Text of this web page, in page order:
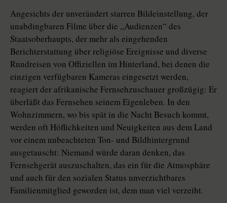
Angesichts der unverändert starren Bildeinstellung, der
unabdingbaren Filme über die „Audienzen“ des
Staatsoberhaupts, der mehr als eingehenden
Berichterstattung über religiöse Ereignisse und diverse
Rundreisen von Offiziellen im Hinterland, bei denen die
einzigen verfügbaren Kameras eingesetzt werden,
reagiert der afrikanische Fernsehzuschauer großzügig: Er
überläßt das Fernsehen seinem Eigenleben. In den
Wohnzimmern, wo bis spät in die Nacht Besuch kommt,
werden oft Höflichkeiten und Neuigkeiten aus dem Land
vor einem unbeachteten Ton- und Bildhintergrund
ausgetauscht: Niemand würde daran denken, das
Fernsehgerät auszuschalten, das ein für die Atmosphäre
und auch für den sozialen Status unverzichtbares
Familienmitglied geworden ist, dem man viel verzeiht.